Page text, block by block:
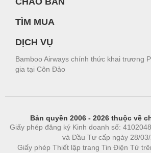
TÌM MUA
DỊCH VỤ
Bamboo Airways chính thức khai trương
gia tại Côn Đảo
Bản quyền 2006 - 2026 thuộc về
Giấy phép đăng ký Kinh doanh số:
và Đầu Tư cấp ngày 28/
Giấy phép Thiết lập trang Tin Điện Tử